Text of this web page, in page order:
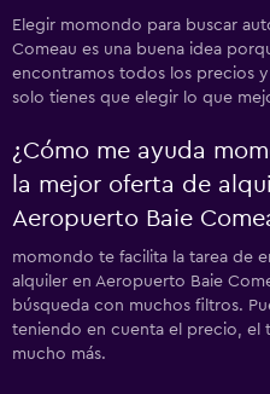
Elegir momondo para buscar
Comeau es una buena idea
encontramos todos los precios
solo tienes que elegir lo que
¿Cómo me ayuda
la mejor oferta de
Aeropuerto Baie
momondo te facilita la tarea de
alquiler en Aeropuerto Baie
búsqueda con muchos filtros.
teniendo en cuenta el precio, el
mucho más.